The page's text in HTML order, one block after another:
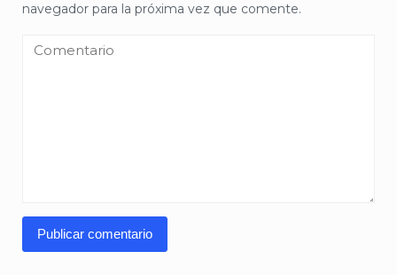
navegador para la próxima vez que comente.